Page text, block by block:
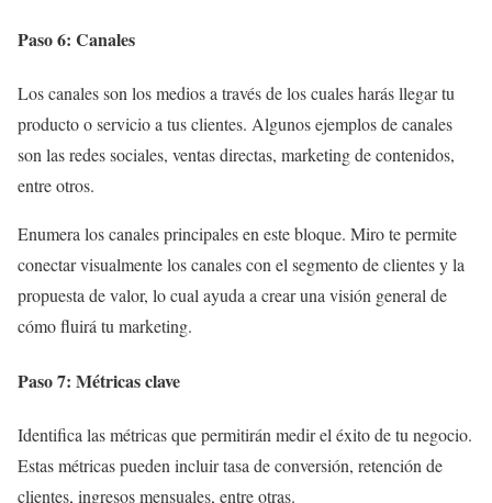
Paso 6: Canales
Los canales son los medios a través de los cuales harás llegar tu
producto o servicio a tus clientes. Algunos ejemplos de canales
son las redes sociales, ventas directas, marketing de contenidos,
entre otros.
Enumera los canales principales en este bloque. Miro te permite
conectar visualmente los canales con el segmento de clientes y la
propuesta de valor, lo cual ayuda a crear una visión general de
cómo fluirá tu marketing.
Paso 7: Métricas clave
Identifica las métricas que permitirán medir el éxito de tu negocio.
Estas métricas pueden incluir tasa de conversión, retención de
clientes, ingresos mensuales, entre otras.